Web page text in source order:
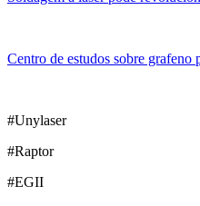
Centro de estudos sobre grafeno
#Unylaser
#Raptor
#EGII